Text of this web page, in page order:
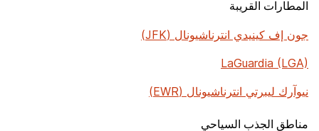
المطارات القريبة
جون إف كينيدي انترناشيونال (JFK)
LaGuardia (LGA)
نيوآرك ليبرتي انترناشيونال (EWR)
مناطق الجذب السياحي